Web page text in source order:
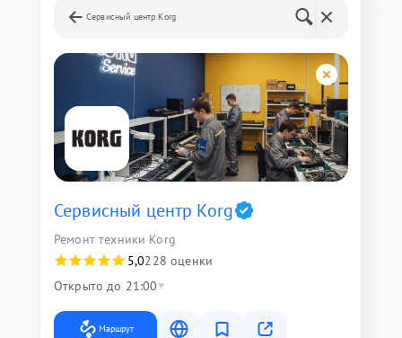
Сервисный центр Korg
Сервисный центр Korg
Ремонт техники Korg
5,0228 оценки
Открыто до 21:00
Маршрут